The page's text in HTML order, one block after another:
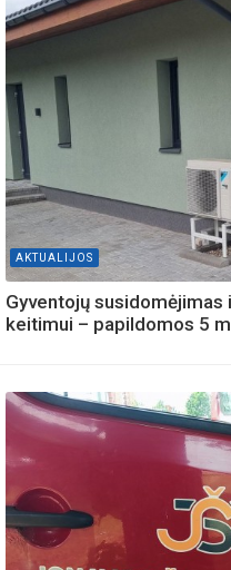
AKTUALIJOS
Gyventojų
keitimui – papildomos 5